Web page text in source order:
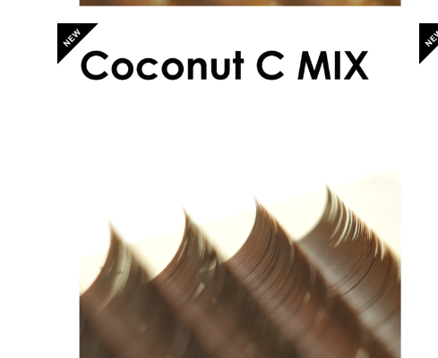
アリシアラッシュ ココナッツブラウンCカールMIX
¥2,500